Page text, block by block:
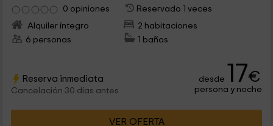
0 opiniones
Reservado 1 veces
Alquiler íntegro
2 habitaciones
6 personas
1 baños
Reserva inmediata
Cancelación 30 días antes
desde 17€
persona y noche
VER OFERTA